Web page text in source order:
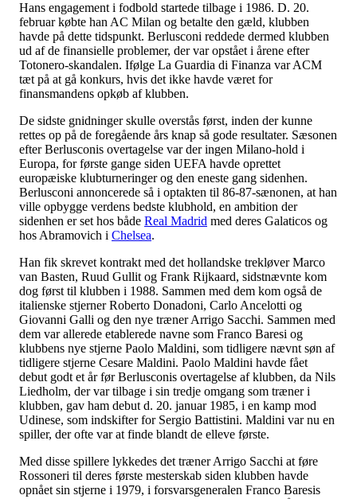
Hans engagement i fodbold startede tilbage i 1986. D. 20.
februar købte han AC Milan og betalte den gæld, klubben
havde på dette tidspunkt. Berlusconi reddede dermed klubben
ud af de finansielle problemer, der var opstået i årene efter
Totonero-skandalen. Ifølge La Guardia di Finanza var ACM
tæt på at gå konkurs, hvis det ikke havde været for
finansmandens opkøb af klubben.
De sidste gnidninger skulle overstås først, inden der kunne
rettes op på de foregående års knap så gode resultater. Sæsonen
efter Berlusconis overtagelse var der ingen Milano-hold i
Europa, for første gange siden UEFA havde oprettet
europæiske klubturneringer og den eneste gang sidenhen.
Berlusconi annoncerede så i optakten til 86-87-sænonen, at han
ville opbygge verdens bedste klubhold, en ambition der
sidenhen er set hos både Real Madrid med deres Galaticos og
hos Abramovich i Chelsea.
Han fik skrevet kontrakt med det hollandske trekløver Marco
van Basten, Ruud Gullit og Frank Rijkaard, sidstnævnte kom
dog først til klubben i 1988. Sammen med dem kom også de
italienske stjerner Roberto Donadoni, Carlo Ancelotti og
Giovanni Galli og den nye træner Arrigo Sacchi. Sammen med
dem var allerede etablerede navne som Franco Baresi og
klubbens nye stjerne Paolo Maldini, som tidligere nævnt søn af
tidligere stjerne Cesare Maldini. Paolo Maldini havde fået
debut godt et år før Berlusconis overtagelse af klubben, da Nils
Liedholm, der var tilbage i sin tredje omgang som træner i
klubben, gav ham debut d. 20. januar 1985, i en kamp mod
Udinese, som indskifter for Sergio Battistini. Maldini var nu en
spiller, der ofte var at finde blandt de elleve første.
Med disse spillere lykkedes det træner Arrigo Sacchi at føre
Rossoneri til deres første mesterskab siden klubben havde
opnået sin stjerne i 1979, i forsvarsgeneralen Franco Baresis